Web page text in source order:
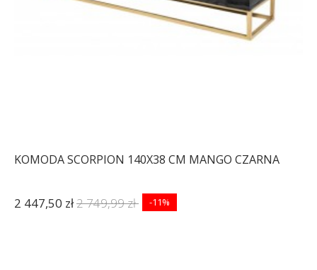
KOMODA SCORPION 140X38 CM MANGO CZARNA
2 447,50 zł2 749,99 zł -11%